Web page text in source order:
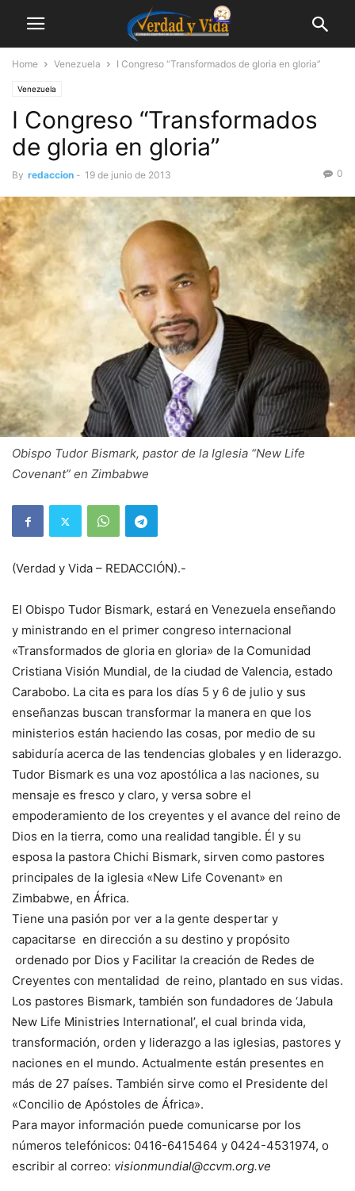
Home Venezuela I Congreso “Transformados de gloria en gloria”
Venezuela
I Congreso “Transformados
de gloria en gloria”
By redaccion - 19 de junio de 2013 0
Obispo Tudor Bismark, pastor de la Iglesia “New Life
Covenant” en Zimbabwe
(Verdad y Vida – REDACCIÓN).-
El Obispo Tudor Bismark, estará en Venezuela enseñando
y ministrando en el primer congreso internacional
«Transformados de gloria en gloria» de la Comunidad
Cristiana Visión Mundial, de la ciudad de Valencia, estado
Carabobo. La cita es para los días 5 y 6 de julio y sus
enseñanzas buscan transformar la manera en que los
ministerios están haciendo las cosas, por medio de su
sabiduría acerca de las tendencias globales y en liderazgo.
Tudor Bismark es una voz apostólica a las naciones, su
mensaje es fresco y claro, y versa sobre el
empoderamiento de los creyentes y el avance del reino de
Dios en la tierra, como una realidad tangible. Él y su
esposa la pastora Chichi Bismark, sirven como pastores
principales de la iglesia «New Life Covenant» en
Zimbabwe, en África.
Tiene una pasión por ver a la gente despertar y
capacitarse en dirección a su destino y propósito
ordenado por Dios y Facilitar la creación de Redes de
Creyentes con mentalidad de reino, plantado en sus vidas.
Los pastores Bismark, también son fundadores de ‘Jabula
New Life Ministries International’, el cual brinda vida,
transformación, orden y liderazgo a las iglesias, pastores y
naciones en el mundo. Actualmente están presentes en
más de 27 países. También sirve como el Presidente del
«Concilio de Apóstoles de África».
Para mayor información puede comunicarse por los
números telefónicos: 0416-6415464 y 0424-4531974, o
escribir al correo: visionmundial@ccvm.org.ve